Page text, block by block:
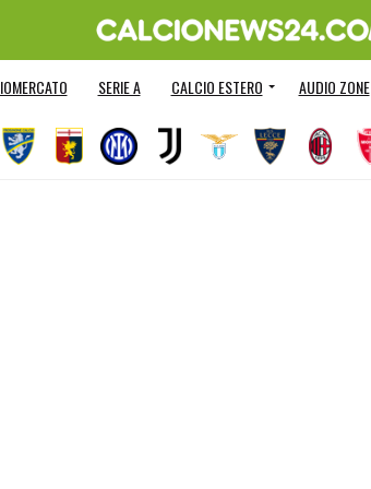
SERIE A CALCIO ESTERO AUDIO ZONE